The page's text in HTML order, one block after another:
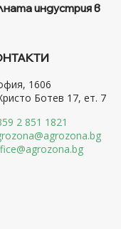
индустрия в
1606
Ботев 17, ет. 7
2 851 1821